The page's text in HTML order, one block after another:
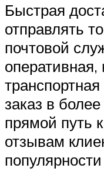
Быстрая
отправлять
почтовой
заказ в
прямой путь
отзывам